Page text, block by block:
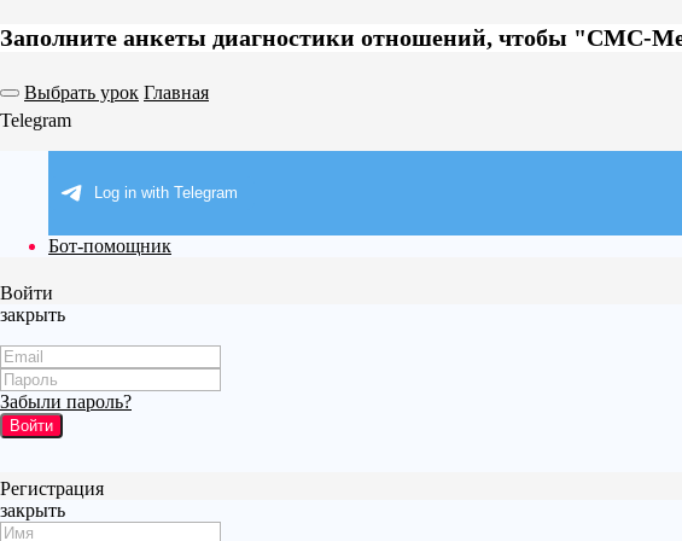
Заполните анкеты диагностики отношений, чтобы "СМС-
Выбрать урок Главная
Telegram
Бот-помощник
Войти
закрыть
Забыли пароль?
Войти
Регистрация
закрыть